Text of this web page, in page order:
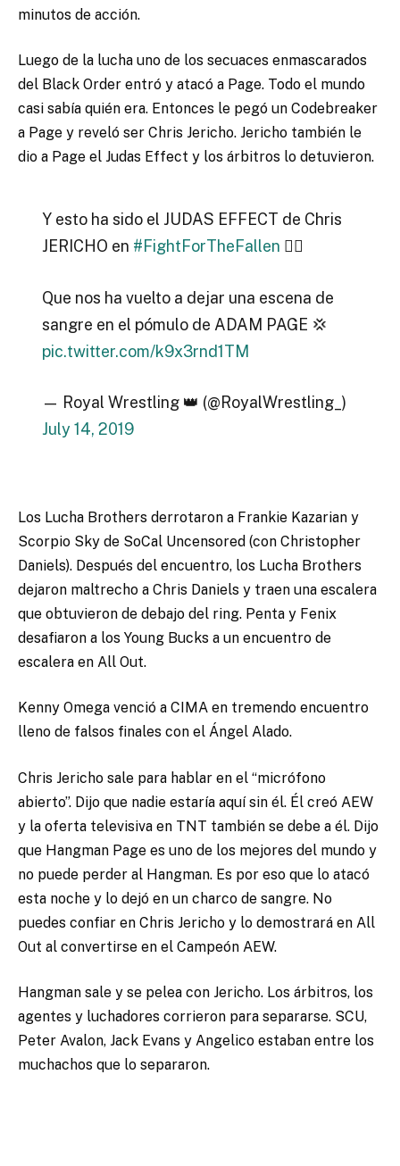
minutos de acción.
Luego de la lucha uno de los secuaces enmascarados
del Black Order entró y atacó a Page. Todo el mundo
casi sabía quién era. Entonces le pegó un Codebreaker
a Page y reveló ser Chris Jericho. Jericho también le
dio a Page el Judas Effect y los árbitros lo detuvieron.
Y esto ha sido el JUDAS EFFECT de Chris
JERICHO en #FightForTheFallen ✊🏻
Que nos ha vuelto a dejar una escena de
sangre en el pómulo de ADAM PAGE 💢
pic.twitter.com/k9x3rnd1TM
— Royal Wrestling 👑 (@RoyalWrestling_)
July 14, 2019
Los Lucha Brothers derrotaron a Frankie Kazarian y
Scorpio Sky de SoCal Uncensored (con Christopher
Daniels). Después del encuentro, los Lucha Brothers
dejaron maltrecho a Chris Daniels y traen una escalera
que obtuvieron de debajo del ring. Penta y Fenix ​​
desafiaron a los Young Bucks a un encuentro de
escalera en All Out.
Kenny Omega venció a CIMA en tremendo encuentro
lleno de falsos finales con el Ángel Alado.
Chris Jericho sale para hablar en el “micrófono
abierto”. Dijo que nadie estaría aquí sin él. Él creó AEW
y la oferta televisiva en TNT también se debe a él. Dijo
que Hangman Page es uno de los mejores del mundo y
no puede perder al Hangman. Es por eso que lo atacó
esta noche y lo dejó en un charco de sangre. No
puedes confiar en Chris Jericho y lo demostrará en All
Out al convertirse en el Campeón AEW.
Hangman sale y se pelea con Jericho. Los árbitros, los
agentes y luchadores corrieron para separarse. SCU,
Peter Avalon, Jack Evans y Angelico estaban entre los
muchachos que lo separaron.